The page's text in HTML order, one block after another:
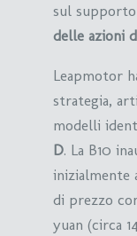
sul
delle azioni
Leapmotor
strategia,
modelli
D. La B10
inizialmente
di prezzo
yuan (circa